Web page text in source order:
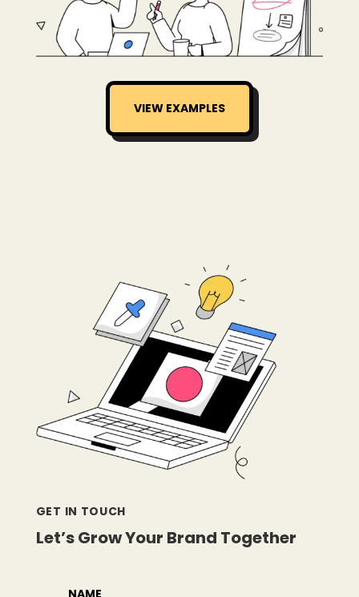
VIEW EXAMPLES
GET IN TOUCH
Let’s Grow Your Brand Together